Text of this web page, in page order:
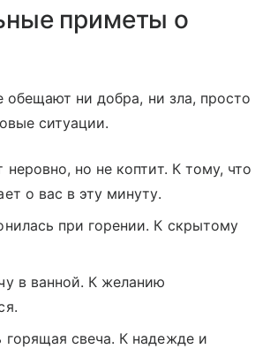
приметы о
ни добра, ни зла, просто
ситуации.
неровно, но не коптит. К тому, что
о вас в эту минуту.
при горении. К скрытому
в ванной. К желанию
горящая свеча. К надежде и